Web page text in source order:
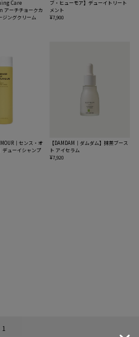
Care
アーチチョークカ
ジングクリーム
ブ・ヒューモア】デューイトリート
メント
¥7,900
｜センス・オ
デューイシャンプ
【DAMDAM｜ダムダム】抹茶ブース
ト アイセラム
¥7,920